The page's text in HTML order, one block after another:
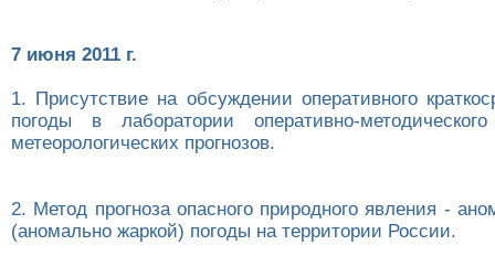
7 июня 2011 г.
1. Присутствие на обсуждении оперативного
погоды в лаборатории оперативно-
метеорологических прогнозов.
2. Метод прогноза опасного природного явления -
(аномально жаркой) погоды на территории России.